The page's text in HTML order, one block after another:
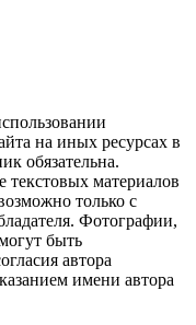
на иных ресурсах в
обязательна.
текстовых материалов
только с
Фотографии,
быть
автора
имени автора